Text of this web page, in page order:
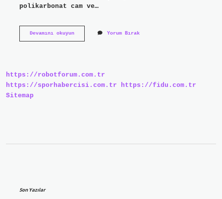
polikarbonat cam ve…
Devamını okuyunKirilmayan
Yorum Bırak
https://robotforum.com.tr
https://sporhabercisi.com.tr
https://fidu.com.tr
Sitemap
Son Yazılar